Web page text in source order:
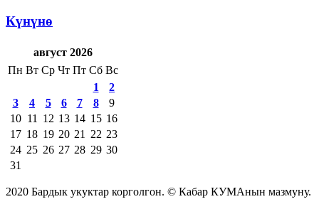
Күнүнө
август 2026
Пн Вт Ср Чт Пт Сб Вс
1
2
3
4 5 6 7 8
9
10 11 12 13 14 15 16
17 18 19 20 21 22 23
24 25 26 27 28 29 30
31
2020 Бардык укуктар корголгон. © Кабар КУМАнын мазмуну.